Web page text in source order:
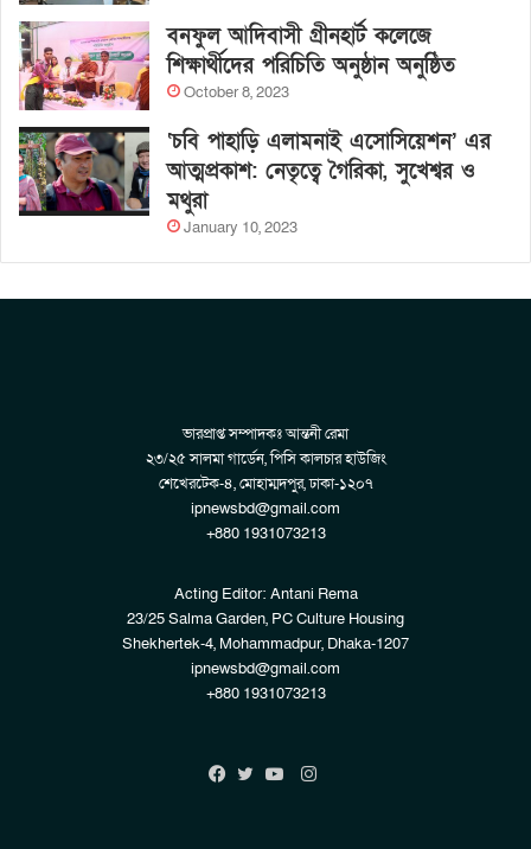
বনফুল আদিবাসী গ্রীনহার্ট কলেজে
শিক্ষার্থীদের পরিচিতি অনুষ্ঠান অনুষ্ঠিত
October 8, 2023
‘চবি পাহাড়ি এলামনাই এসোসিয়েশন’ এর
আত্মপ্রকাশ: নেতৃত্বে গৈরিকা, সুখেশ্বর ও
মথুরা
January 10, 2023
ভারপ্রাপ্ত সম্পাদকঃ আন্তনী রেমা
২৩/২৫ সালমা গার্ডেন, পিসি কালচার হাউজিং
শেখেরটেক-৪, মোহাম্মদপুর, ঢাকা-১২০৭
ipnewsbd@gmail.com
+880 1931073213
Acting Editor: Antani Rema
23/25 Salma Garden, PC Culture Housing
Shekhertek-4, Mohammadpur, Dhaka-1207
ipnewsbd@gmail.com
+880 1931073213
Instagram